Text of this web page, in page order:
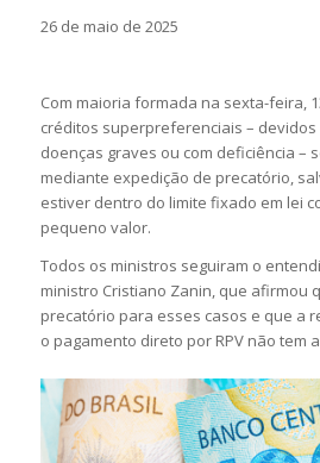
26 de maio de 2025
Com maioria formada na sexta-feira,
créditos superpreferenciais –
doenças graves ou com deficiência –
mediante expedição de precatório,
estiver dentro do limite fixado em lei
pequeno valor.
Todos os ministros seguiram o
ministro Cristiano Zanin, que afirmou
precatório para esses casos e que a
o pagamento direto por RPV não tem